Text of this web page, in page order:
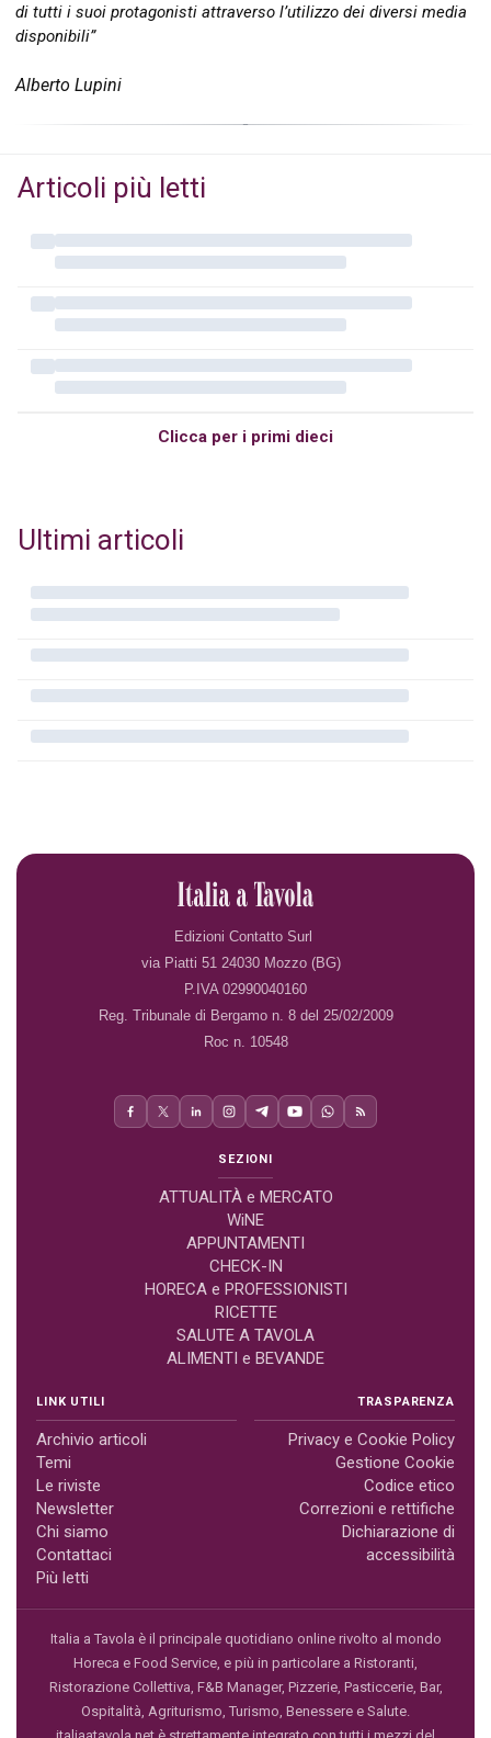
di tutti i suoi protagonisti attraverso l’utilizzo dei diversi media
disponibili”
Alberto Lupini
Articoli più letti
Clicca per i primi dieci
Ultimi articoli
Edizioni Contatto Surl
via Piatti 51 24030 Mozzo (BG)
P.IVA 02990040160
Reg. Tribunale di Bergamo n. 8 del 25/02/2009
Roc n. 10548
SEZIONI
ATTUALITÀ e MERCATO
WiNE
APPUNTAMENTI
CHECK-IN
HORECA e PROFESSIONISTI
RICETTE
SALUTE A TAVOLA
ALIMENTI e BEVANDE
LINK UTILI
Archivio articoli
Temi
Le riviste
Newsletter
Chi siamo
Contattaci
Più letti
TRASPARENZA
Privacy e Cookie Policy
Gestione Cookie
Codice etico
Correzioni e rettifiche
Dichiarazione di
accessibilità
Italia a Tavola è il principale quotidiano online rivolto al mondo
Horeca e Food Service, e più in particolare a Ristoranti,
Ristorazione Collettiva, F&B Manager, Pizzerie, Pasticcerie, Bar,
Ospitalità, Agriturismo, Turismo, Benessere e Salute.